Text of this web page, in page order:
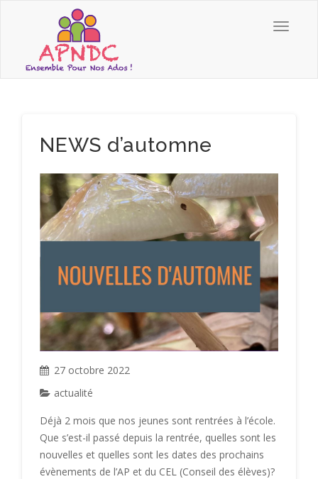
NEWS d’automne
27 octobre 2022
actualité
Déjà 2 mois que nos jeunes sont rentrées à l’école.
Que s’est-il passé depuis la rentrée, quelles sont les
nouvelles et quelles sont les dates des prochains
évènements de l’AP et du CEL (Conseil des élèves)?